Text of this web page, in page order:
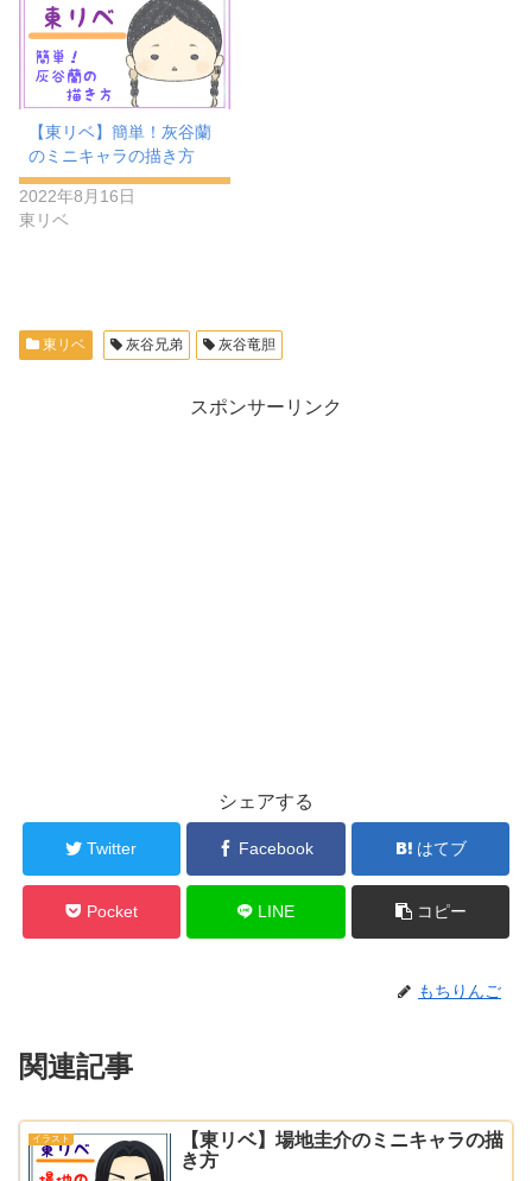
【東リベ】簡単！灰谷蘭
のミニキャラの描き方
2022年8月16日
東リベ
東リベ 灰谷兄弟 灰谷竜胆
スポンサーリンク
シェアする
Twitter Facebook はてブ
Pocket LINE コピー
もちりんご
関連記事
イラスト
【東リベ】場地圭介のミニキャラの描
き方